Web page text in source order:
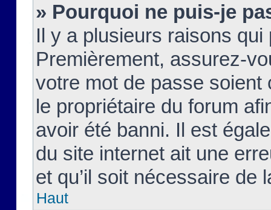
» Pourquoi ne puis-je
Il y a plusieurs raisons
Premièrement, assurez-
votre mot de passe soient
le propriétaire du forum
avoir été banni. Il est
du site internet ait une
et qu’il soit nécessaire de
Haut